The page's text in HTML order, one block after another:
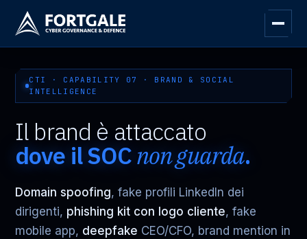
CTI · CAPABILITY 07 · BRAND & SOCIAL
INTELLIGENCE
Il brand è attaccato
dove il SOCnon guarda.
Domain spoofing, fake profili LinkedIn dei
dirigenti, phishing kit con logo cliente, fake
mobile app, deepfake CEO/CFO, brand mention in